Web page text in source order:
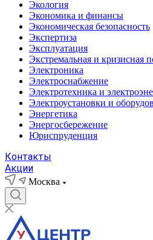
Экология
Экономика и финансы
Экономическая безопасность
Экспертиза
Эксплуатация
Экстремальная и кризисная
Электроника
Электроснабжение
Электротехника и
Электроустановки и
Энергетика
Энергосбережение
Юриспруденция
Контакты
Акции
Москва